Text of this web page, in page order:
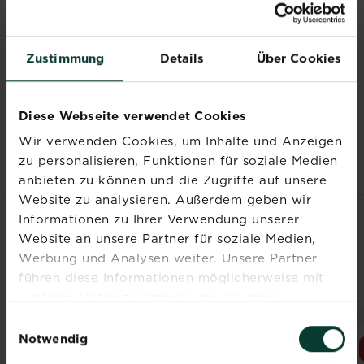
Zustimmung Details Über Cookies
Diese Webseite verwendet Cookies
Wir verwenden Cookies, um Inhalte und Anzeigen
zu personalisieren, Funktionen für soziale Medien
anbieten zu können und die Zugriffe auf unsere
Website zu analysieren. Außerdem geben wir
Informationen zu Ihrer Verwendung unserer
Website an unsere Partner für soziale Medien,
Werbung und Analysen weiter. Unsere Partner
führen diese Informationen möglicherweise mit
weiteren Daten zusammen, die Sie ihnen
Nutzung der Dienste gesammelt haben.
Notwendig
Hinweis:Dieser Kalender ist ein Leitfaden und
berücksichtigt keine regionalen
findest Du in der Rubrik Inspiration &
VERWANDTE
PRODUKTE
NEU